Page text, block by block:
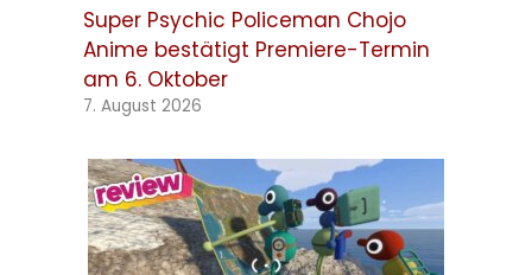
Super Psychic Policeman Chojo
Anime bestätigt Premiere-Termin
am 6. Oktober
7. August 2026